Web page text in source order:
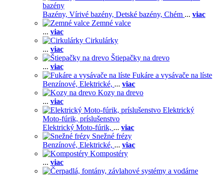
bazény
Bazény, Vírivé bazény, Detské bazény, Chém ... viac
Zemné valce
... viac
Cirkulárky
... viac
Štiepačky na drevo
... viac
Fukáre a vysávače na líste
Benzínové, Elektrické, ... viac
Kozy na drevo
... viac
Elektrický
Moto-fúrik, príslušenstvo
Elektrický Moto-fúrik, ... viac
Snežné frézy
Benzínové, Elektrické, ... viac
Kompostéry
... viac